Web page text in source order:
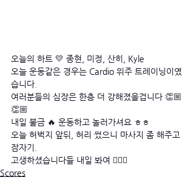
오늘의 하트 💛 종현, 미정, 산히, Kyle
오늘 운동같은 경우는 Cardio 위주 트레이닝이였
습니다.
여러분들의 심장은 한층 더 강해졌을겁니다 👏🏼
👏🏼
내일 불금 🔥 운동하고 놀러가셔요 ㅎㅎ
오늘 허벅지 앞뒤, 허리 썼으니 마사지 좀 해주고
잠자기.
고생하셨습니다들 내일 봐여 🙋🏻‍♂️
Scores